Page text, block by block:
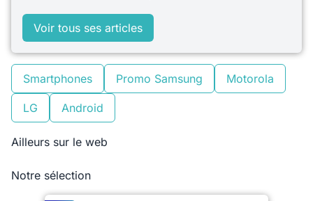
Voir tous ses articles
Smartphones Promo Samsung Motorola
LG Android
Ailleurs sur le web
Notre sélection